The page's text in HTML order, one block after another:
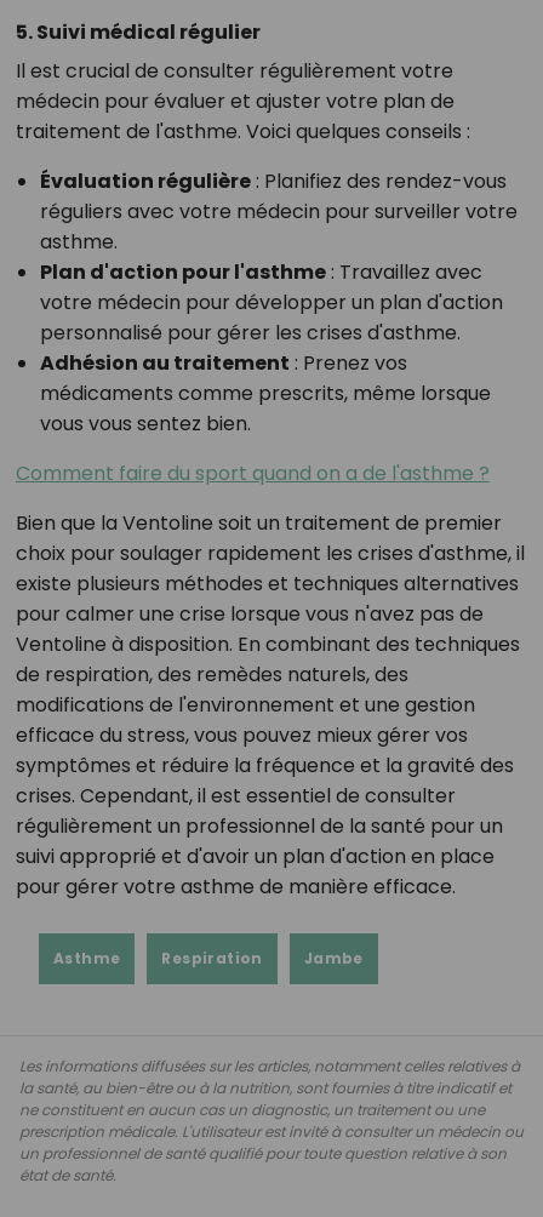
5. Suivi médical régulier
Il est crucial de consulter régulièrement votre
médecin pour évaluer et ajuster votre plan de
traitement de l'asthme. Voici quelques conseils :
Évaluation régulière: Planifiez des rendez-vous
réguliers avec votre médecin pour surveiller votre
asthme.
Plan d'action pour l'asthme: Travaillez avec
votre médecin pour développer un plan d'action
personnalisé pour gérer les crises d'asthme.
Adhésion au traitement : Prenez vos
médicaments comme prescrits, même lorsque
vous vous sentez bien.
Comment faire du sport quand on a de l'asthme ?
Bien que la Ventoline soit un traitement de premier
choix pour soulager rapidement les crises d'asthme, il
existe plusieurs méthodes et techniques alternatives
pour calmer une crise lorsque vous n'avez pas de
Ventoline à disposition. En combinant des techniques
de respiration, des remèdes naturels, des
modifications de l'environnement et une gestion
efficace du stress, vous pouvez mieux gérer vos
symptômes et réduire la fréquence et la gravité des
crises. Cependant, il est essentiel de consulter
régulièrement un professionnel de la santé pour un
suivi approprié et d'avoir un plan d'action en place
pour gérer votre asthme de manière efficace.
Asthme Respiration Jambe
Les informations diffusées sur les articles, notamment celles relatives à
la santé, au bien-être ou à la nutrition, sont fournies à titre indicatif et
ne constituent en aucun cas un diagnostic, un traitement ou une
prescription médicale. L'utilisateur est invité à consulter un médecin ou
un professionnel de santé qualifié pour toute question relative à son
état de santé.